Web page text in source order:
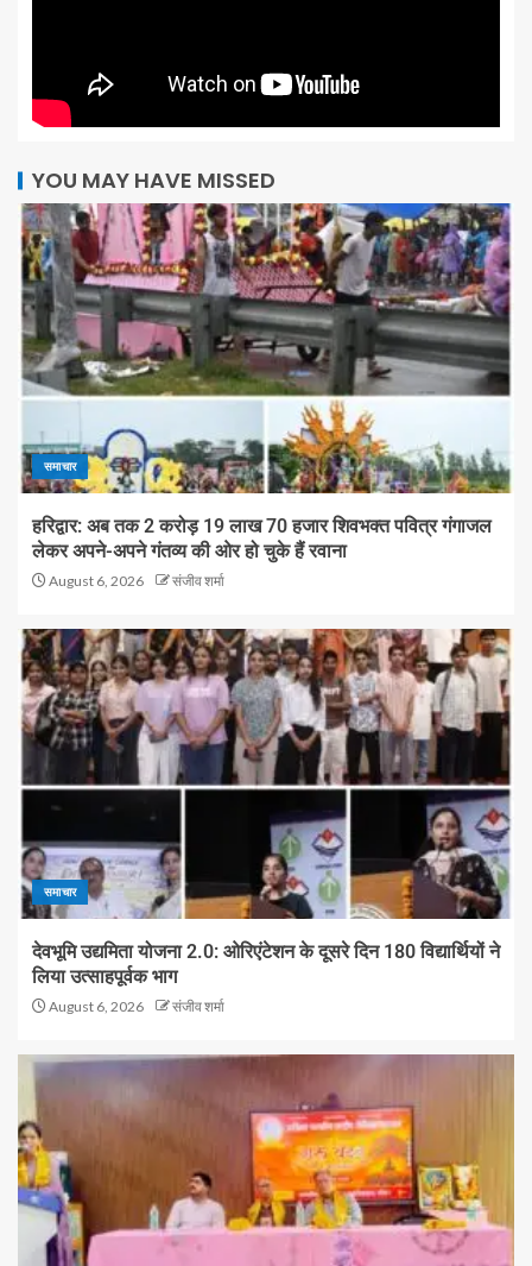
YOU MAY HAVE MISSED
समाचार
हरिद्वार: अब तक 2 करोड़ 19 लाख 70 हजार शिवभक्त पवित्र गंगाजल
लेकर अपने-अपने गंतव्य की ओर हो चुके हैं रवाना
August 6, 2026 संजीव शर्मा
समाचार
देवभूमि उद्यमिता योजना 2.0: ओरिएंटेशन के दूसरे दिन 180 विद्यार्थियों ने
लिया उत्साहपूर्वक भाग
August 6, 2026 संजीव शर्मा